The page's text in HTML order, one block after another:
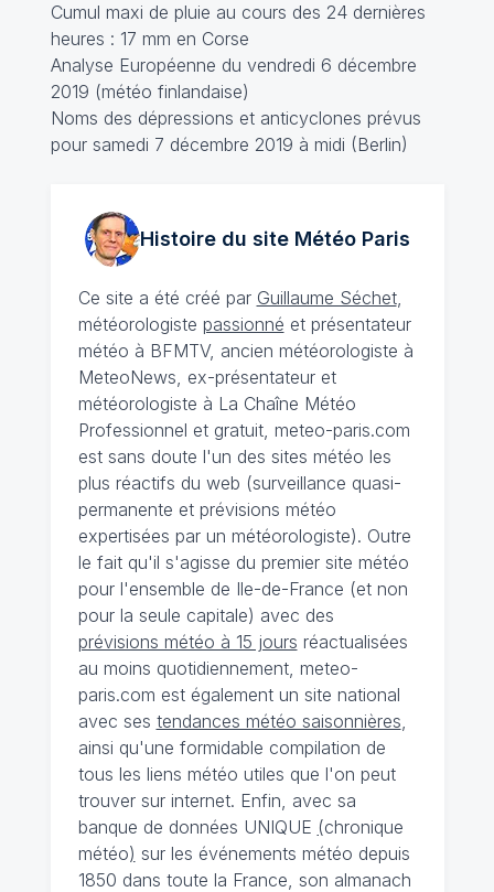
Cumul maxi de pluie au cours des 24 dernières
heures : 17 mm en Corse
Analyse Européenne du vendredi 6 décembre
2019 (météo finlandaise)
Noms des dépressions et anticyclones prévus
pour samedi 7 décembre 2019 à midi (Berlin)
Histoire du site MétéoParis
Ce site a été créé par Guillaume Séchet,
météorologiste passionné et présentateur
météo à BFMTV, ancien météorologiste à
MeteoNews, ex-présentateur et
météorologiste à La Chaîne Météo
Professionnel et gratuit, meteo-paris.com
est sans doute l'un des sites météo les
plus réactifs du web (surveillance quasi-
permanente et prévisions météo
expertisées par un météorologiste). Outre
le fait qu'il s'agisse du premier site météo
pour l'ensemble de Ile-de-France (et non
pour la seule capitale) avec des
prévisions météo à 15 jours réactualisées
au moins quotidiennement, meteo-
paris.com est également un site national
avec ses tendances météo saisonnières,
ainsi qu'une formidable compilation de
tous les liens météo utiles que l'on peut
trouver sur internet. Enfin, avec sa
banque de données UNIQUE (chronique
météo) sur les événements météo depuis
1850 dans toute la France, son almanach